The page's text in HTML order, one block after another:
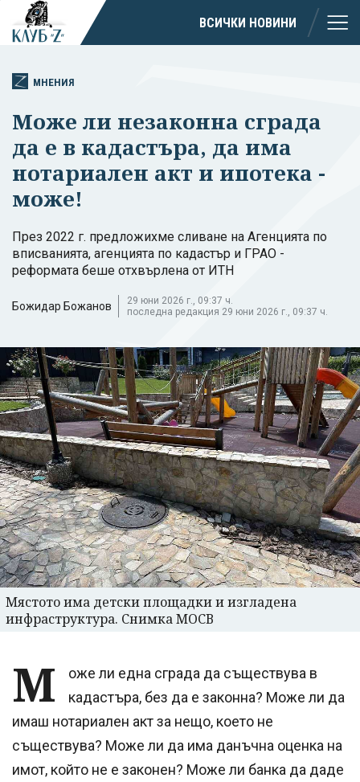
ВСИЧКИ НОВИНИ
МНЕНИЯ
Може ли незаконна сграда
да е в кадастъра, да има
нотариален акт и ипотека -
може!
През 2022 г. предложихме сливане на Агенцията по
вписванията, агенцията по кадастър и ГРАО -
реформата беше отхвърлена от ИТН
Божидар Божанов
29 юни 2026 г., 09:37 ч.
последна редакция 29 юни 2026 г., 09:37 ч.
Мястото има детски площадки и изгладена
инфраструктура. Снимка МОСВ
М
оже ли една сграда да съществува в
кадастъра, без да е законна? Може ли да
имаш нотариален акт за нещо, което не
съществува? Може ли да има данъчна оценка на
имот, който не е законен? Може ли банка да даде